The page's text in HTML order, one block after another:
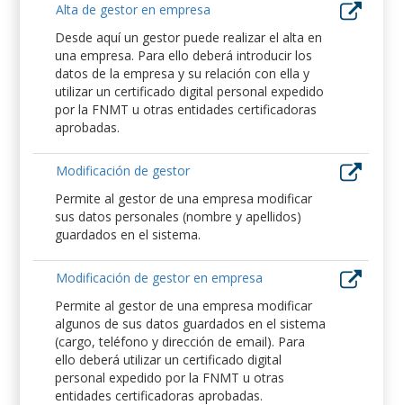
Alta de gestor en empresa
Desde aquí un gestor puede realizar el alta en
una empresa. Para ello deberá introducir los
datos de la empresa y su relación con ella y
utilizar un certificado digital personal expedido
por la FNMT u otras entidades certificadoras
aprobadas.
Modificación de gestor
Permite al gestor de una empresa modificar
sus datos personales (nombre y apellidos)
guardados en el sistema.
Modificación de gestor en empresa
Permite al gestor de una empresa modificar
algunos de sus datos guardados en el sistema
(cargo, teléfono y dirección de email). Para
ello deberá utilizar un certificado digital
personal expedido por la FNMT u otras
entidades certificadoras aprobadas.